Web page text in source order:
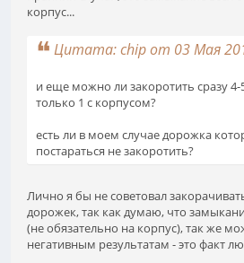
корпус...
Цитата: chip от 03 Мая
и еще можно ли закоротить сразу
только 1 с корпусом?
есть ли в моем случае дорожка
постараться не закоротить?
Лично я бы не советовал
дорожек, так как думаю, что
(не обязательно на корпус), так же
негативным результатам - это факт